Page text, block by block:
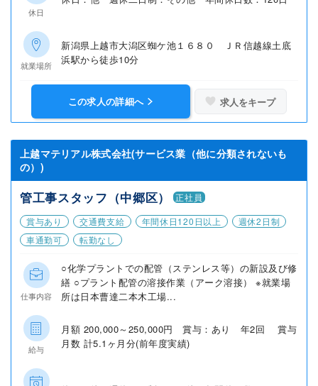
休日
就業場所
新潟県上越市大潟区蜘ケ池１６８０ ＪＲ信越線土底
浜駅から徒歩10分
この求人の詳細へ 求人をキープ
上越マテリアル株式会社(サービス業（他に分類されないも
の）)
管工事スタッフ（中郷区）
正社員
賞与あり
交通費支給 年間休日120日以上
週休2日制
車通勤可
転勤なし
仕事内容
○化学プラントでの配管（ステンレス等）の新設及び修
繕 ○プラント配管の溶接作業（アーク溶接） ※就業場
所は日本曹達二本木工場...
給与
月額 200,000～250,000円 賞与：あり 年2回 賞与
月数 計5.1ヶ月分(前年度実績)